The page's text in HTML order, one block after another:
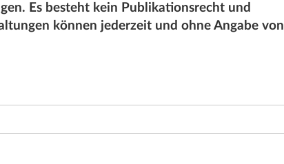
Es besteht kein Publikationsrecht und
können jederzeit und ohne Angabe von